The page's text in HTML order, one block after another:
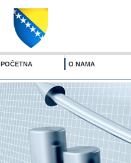
POČETNA O NAMA